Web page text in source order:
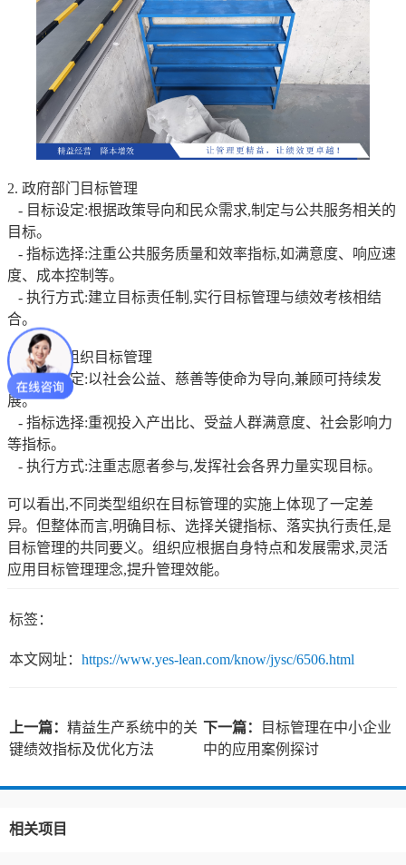
2. 政府部门目标管理
- 目标设定:根据政策导向和民众需求,制定与公共服务相关的
目标。
- 指标选择:注重公共服务质量和效率指标,如满意度、响应速
度、成本控制等。
- 执行方式:建立目标责任制,实行目标管理与绩效考核相结
合。
3. 非营利组织目标管理
- 目标设定:以社会公益、慈善等使命为导向,兼顾可持续发
展。
- 指标选择:重视投入产出比、受益人群满意度、社会影响力
等指标。
- 执行方式:注重志愿者参与,发挥社会各界力量实现目标。
可以看出,不同类型组织在目标管理的实施上体现了一定差
异。但整体而言,明确目标、选择关键指标、落实执行责任,是
目标管理的共同要义。组织应根据自身特点和发展需求,灵活
应用目标管理理念,提升管理效能。
标签：
本文网址： https://www.yes-lean.com/know/jysc/6506.html
上一篇： 精益生产系统中的关
键绩效指标及优化方法
下一篇：
目标管理在中小企业
中的应用案例探讨
相关项目